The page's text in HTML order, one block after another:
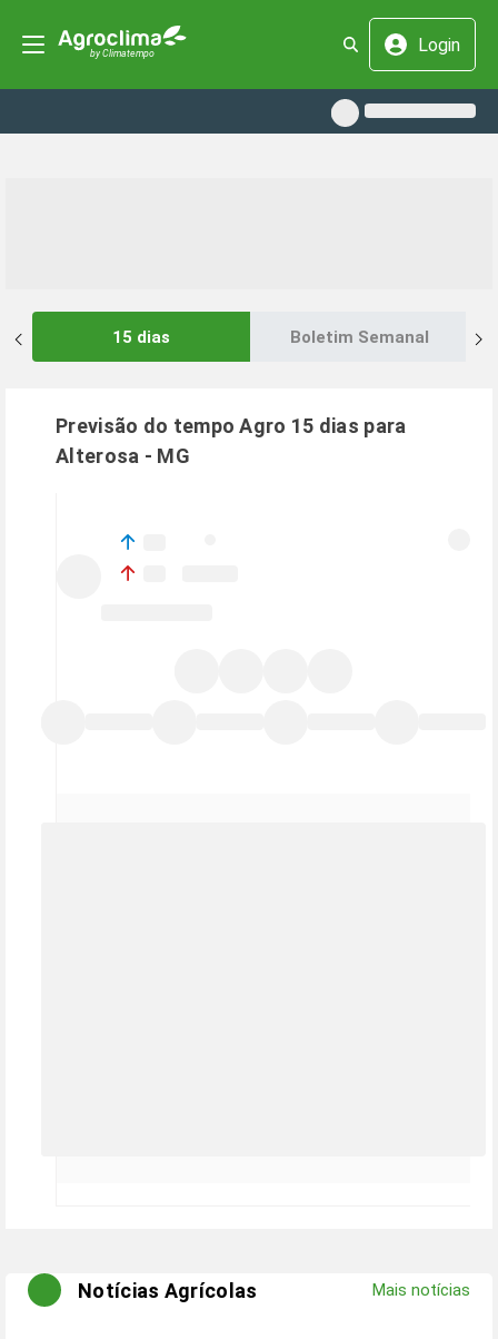
Login
15 dias Boletim Semanal
Previsão do tempo Agro 15 dias para
Alterosa - MG
Notícias Agrícolas Mais notícias